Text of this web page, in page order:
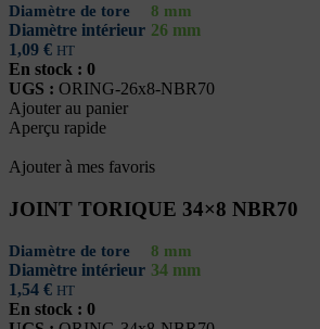
Diamètre de tore 8 mm
Diamètre intérieur 26 mm
1,09 € HT
En stock : 0
UGS : ORING-26x8-NBR70
Ajouter au panier
Aperçu rapide
Ajouter à mes favoris
JOINT TORIQUE 34×8 NBR70
Diamètre de tore 8 mm
Diamètre intérieur 34 mm
1,54 € HT
En stock : 0